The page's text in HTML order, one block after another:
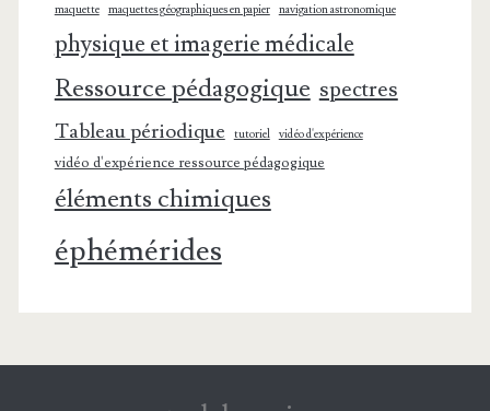
maquette maquettes géographiques en papier navigation astronomique
physique et imagerie médicale
Ressource pédagogique spectres
Tableau périodique tutoriel vidéo d'expérience
vidéo d'expérience ressource pédagogique
éléments chimiques
éphémérides